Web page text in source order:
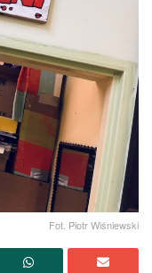
Fot. Piotr Wiśniewski